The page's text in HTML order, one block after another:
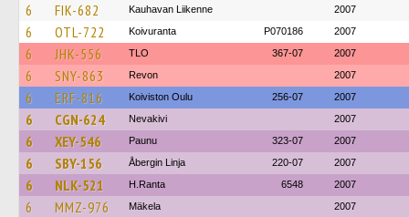
6 FIK-682 Kauhavan Liikenne 2007
6 OTL-722 Koivuranta P070186 2007
6 JHK-556 TLO 367-07 2007
6 SNY-863 Revon 2007
6 ERF-816 Koiviston Oulu 256-07 2007
6 CGN-624 Nevakivi 2007
6 XEY-546 Paunu 323-07 2007
6 SBY-156 Åbergin Linja 220-07 2007
6 NLK-521 H.Ranta 6548 2007
6 MMZ-976 Mäkela 2007